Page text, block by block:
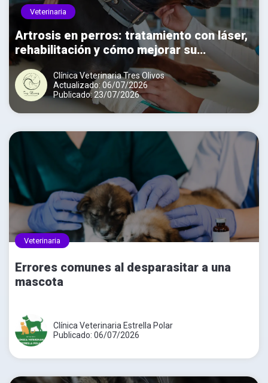
Veterinaria
Artrosis en perros: tratamiento con láser,
rehabilitación y cómo mejorar su
movilidad
Clínica Veterinaria Tres Olivos
Actualizado: 06/07/2026
Publicado: 23/07/2026
Veterinaria
Errores comunes al desparasitar a una
mascota
Clínica Veterinaria Estrella Polar
Publicado: 06/07/2026